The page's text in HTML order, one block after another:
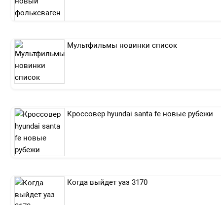
Мультфильмы новинки список
Кроссовер hyundai santa fe новые рубежи
Когда выйдет уаз 3170